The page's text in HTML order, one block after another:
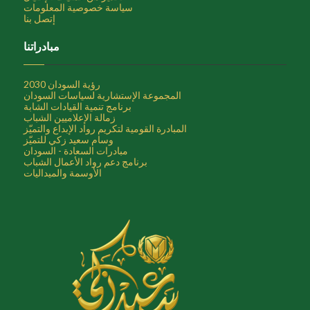
سياسة خصوصية المعلومات
إتصل بنا
مبادراتنا
رؤية السودان 2030
المجموعة الإستشارية لسياسات السودان
برنامج تنمية القيادات الشابة
زمالة الإعلاميين الشباب
المبادرة القومية لتكريم رواد الإبداع والتميّز
وسام سعيد زكي للتميّز
مبادرات السعادة - السودان
برنامج دعم رواد الأعمال الشباب
الأوسمة والميداليات